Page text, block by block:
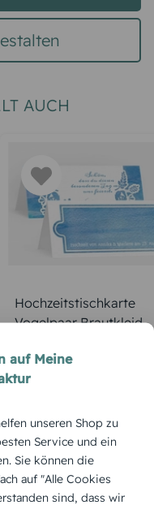
AUCH
Hochzeitstischkarte
Vogelpaar Brautkleid
mit Stil. Das klare
und persönlichen
eine moderne,
auf Meine
unseren Shop zu
Service und ein
Sie können die
auf "Alle Cookies
sind, dass wir